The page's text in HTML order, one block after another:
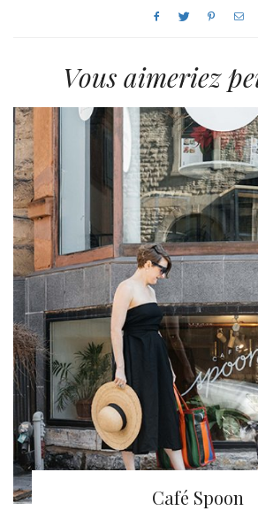
Vous aimeriez
Café Spoon